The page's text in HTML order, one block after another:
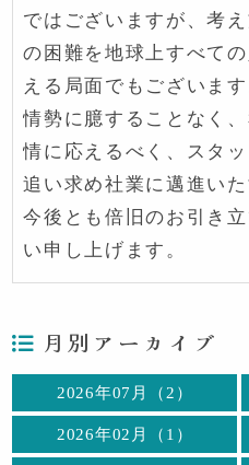
ではございますが、考
の困難を地球上すべて
える局面でもございま
情勢に臆することなく
情に応えるべく、スタ
追い求め社業に邁進いた
今後とも倍旧のお引き
い申し上げます。
月別アーカイブ
2026年07月（2）
2026年02月（1）